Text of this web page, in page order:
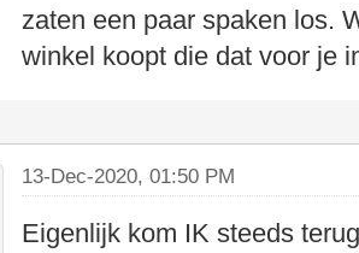
zaten een paar spaken los.
winkel koopt die dat voor je
13-Dec-2020, 01:50 PM
Eigenlijk kom IK steeds